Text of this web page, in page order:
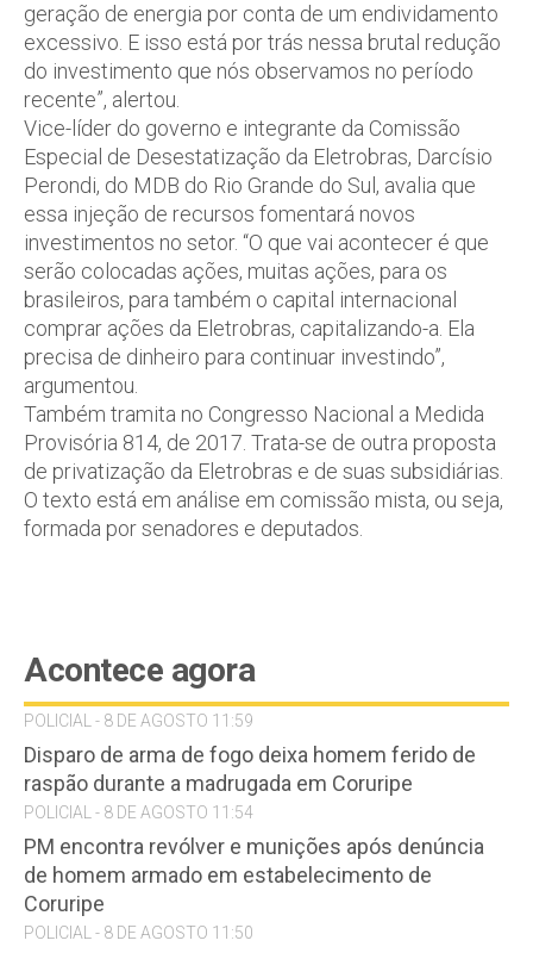
geração de energia por conta de um endividamento
excessivo. E isso está por trás nessa brutal redução
do investimento que nós observamos no período
recente”, alertou.
Vice-líder do governo e integrante da Comissão
Especial de Desestatização da Eletrobras, Darcísio
Perondi, do MDB do Rio Grande do Sul, avalia que
essa injeção de recursos fomentará novos
investimentos no setor. “O que vai acontecer é que
serão colocadas ações, muitas ações, para os
brasileiros, para também o capital internacional
comprar ações da Eletrobras, capitalizando-a. Ela
precisa de dinheiro para continuar investindo”,
argumentou.
Também tramita no Congresso Nacional a Medida
Provisória 814, de 2017. Trata-se de outra proposta
de privatização da Eletrobras e de suas subsidiárias.
O texto está em análise em comissão mista, ou seja,
formada por senadores e deputados.
Acontece agora
POLICIAL - 8 DE AGOSTO 11:59
Disparo de arma de fogo deixa homem ferido de
raspão durante a madrugada em Coruripe
POLICIAL - 8 DE AGOSTO 11:54
PM encontra revólver e munições após denúncia
de homem armado em estabelecimento de
Coruripe
POLICIAL - 8 DE AGOSTO 11:50